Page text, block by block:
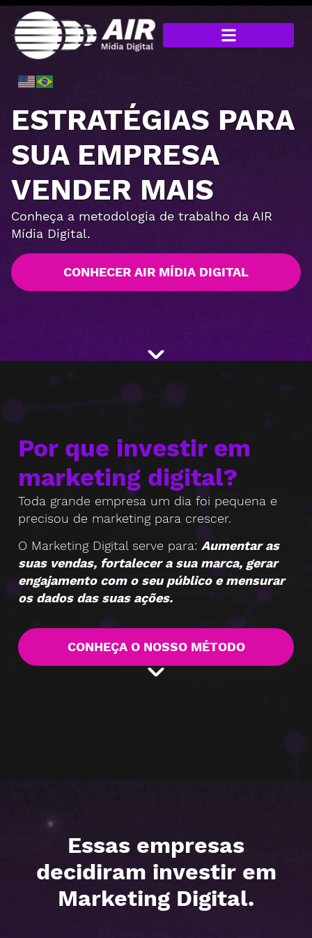
ESTRATÉGIAS PARA
SUA EMPRESA
VENDER MAIS
Conheça a metodologia de trabalho da AIR
Mídia Digital.
CONHECER AIR MÍDIA DIGITAL
Por que investir em
marketing digital?
Toda grande empresa um dia foi pequena e
precisou de marketing para crescer.
O Marketing Digital serve para: Aumentar as
suas vendas, fortalecer a sua marca, gerar
engajamento com o seu público e mensurar
os dados das suas ações.
CONHEÇA O NOSSO MÉTODO
Essas empresas
decidiram investir em
Marketing Digital.